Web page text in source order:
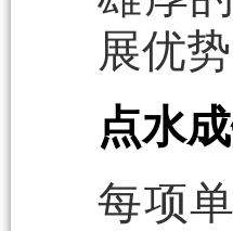
展优势
点水
每项